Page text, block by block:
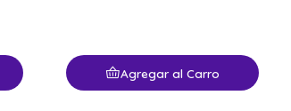
Agregar al Carro